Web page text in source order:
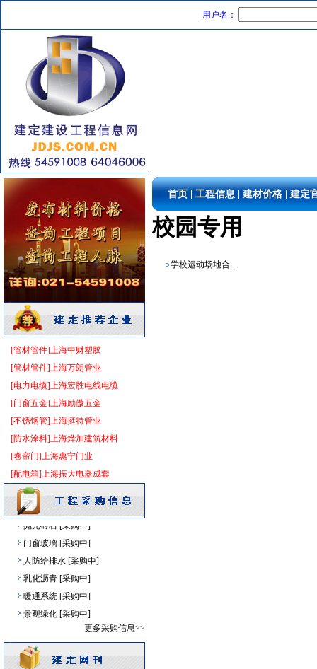
用户名：
[管材管件]上海中财塑胶
[管材管件]上海万朗管业
[电力电缆]上海宏胜电线电缆
[门窗五金]上海励傲五金
[不锈钢管]上海挺特管业
[防水涂料]上海烨加建筑材料
[卷帘门]上海惠宁门业
[配电箱]上海振大电器成套
变压器 [采购中]
电气控制开关 [采购中]
卫生洁具 [采购中]
墙地面砖
[采购中]
供水设备 [采购中]
变频给水设备 [采购中]
变压器 [采购中]
陶瓷块料 [采购中]
电线电缆
卫浴洁具 [采购中]
给排水系统 [采购中]
成品楼梯 [采购中]
推土机 [采购中]
消防稳压泵 [采购中]
园林设施
给排水阀门 [采购中]
给排水系统 [采购中]
筒灯 [采购中]
室内给排水 [采购中]
供水设备 [采购中]
光源灯具 [采购中]
管材管件 [采购中]
矿粉 [采购中]
变配电 [采购中]
消防工程 [采购中]
灯盘
[采购中]
抛光砖石 [采购中]
门窗玻璃 [采购中]
人防给排水 [采购中]
乳化沥青 [采购中]
暖通系统 [采购中]
景观绿化 [采购中]
高级地砖 [采购中]
供水设备 [采购中]
更多采购信息>>
首页 工程信息 建材价格 建定
校园专用
学校运动场地合...